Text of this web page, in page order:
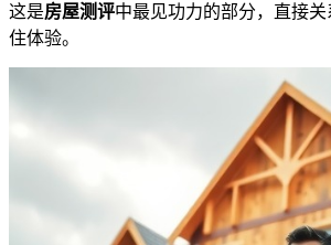
这是房屋测评中最见功力的部分，直接
住体验。